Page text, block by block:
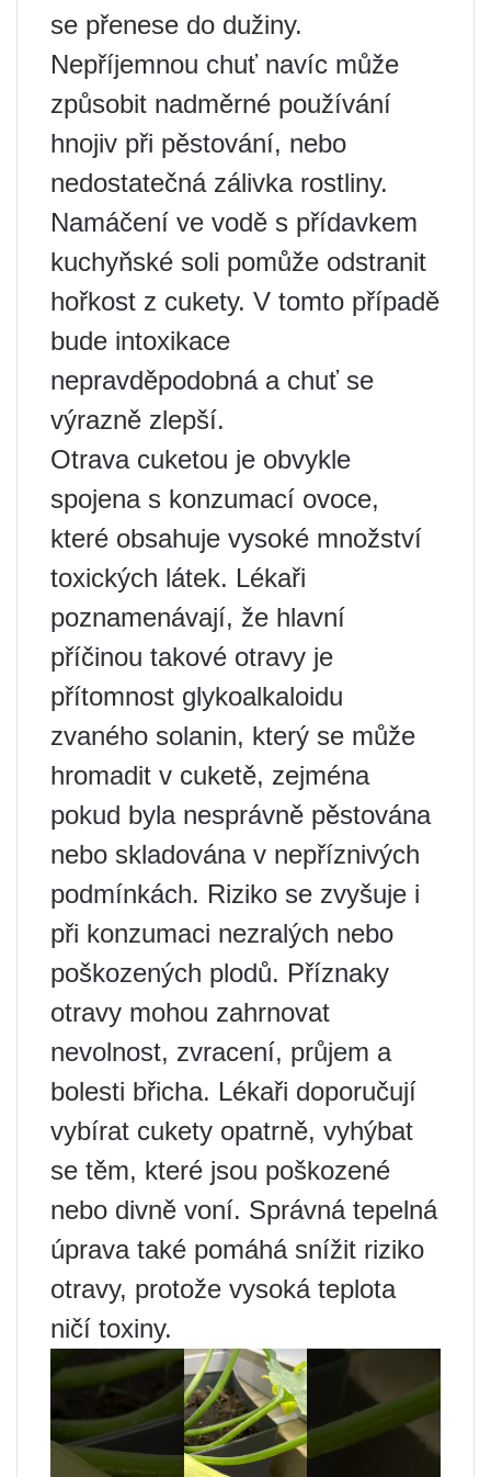
se přenese do dužiny.
Nepříjemnou chuť navíc může
způsobit nadměrné používání
hnojiv při pěstování, nebo
nedostatečná zálivka rostliny.
Namáčení ve vodě s přídavkem
kuchyňské soli pomůže odstranit
hořkost z cukety. V tomto případě
bude intoxikace
nepravděpodobná a chuť se
výrazně zlepší.
Otrava cuketou je obvykle
spojena s konzumací ovoce,
které obsahuje vysoké množství
toxických látek. Lékaři
poznamenávají, že hlavní
příčinou takové otravy je
přítomnost glykoalkaloidu
zvaného solanin, který se může
hromadit v cuketě, zejména
pokud byla nesprávně pěstována
nebo skladována v nepříznivých
podmínkách. Riziko se zvyšuje i
při konzumaci nezralých nebo
poškozených plodů. Příznaky
otravy mohou zahrnovat
nevolnost, zvracení, průjem a
bolesti břicha. Lékaři doporučují
vybírat cukety opatrně, vyhýbat
se těm, které jsou poškozené
nebo divně voní. Správná tepelná
úprava také pomáhá snížit riziko
otravy, protože vysoká teplota
ničí toxiny.